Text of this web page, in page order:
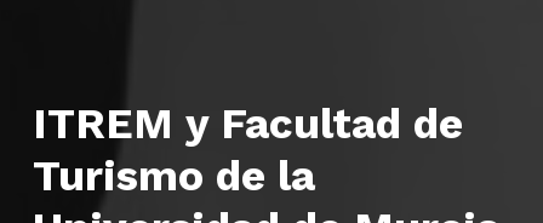
ITREM y Facultad de
Turismo de la